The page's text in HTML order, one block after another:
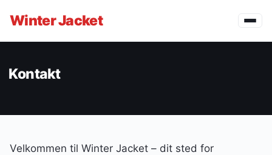
WinterJacket
Kontakt
Velkommen til Winter Jacket – dit sted for